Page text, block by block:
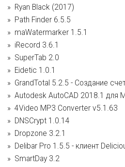
Ryan Black (2017)
Path Finder 6.5.5
maWatermarker 1.5.1
iRecord 3.6.1
SuperTab 2.0
Eidetic 1.0.1
GrandTotal 5.2.5 - Создание
Autodesk AutoCAD 2018.1 для
4Video MP3 Converter v5.1.63
DNSCrypt 1.0.14
Dropzone 3.2.1
Delibar Pro 1.5.5 - клиент
SmartDay 3.2